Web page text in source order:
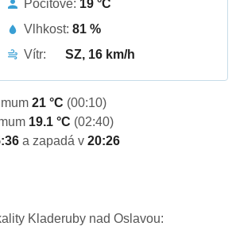
Pocitově: 19 °C
Vlhkost: 81 %
Vítr:
SZ, 16 km/h
21 °C (00:10)
19.1 °C (02:40)
a zapadá v 20:26
Kladeruby nad Oslavou: